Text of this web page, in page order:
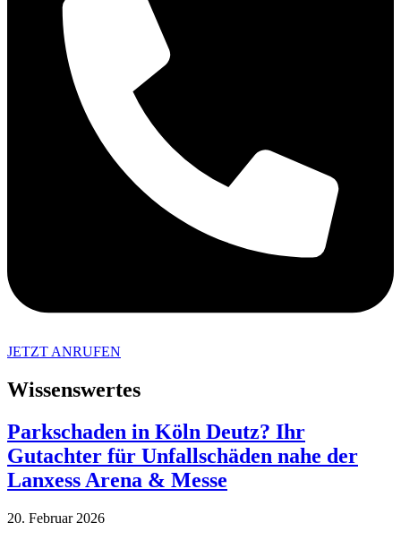
JETZT ANRUFEN
Wissenswertes
Parkschaden in Köln Deutz? Ihr
Gutachter für Unfallschäden nahe der
Lanxess Arena & Messe
20. Februar 2026